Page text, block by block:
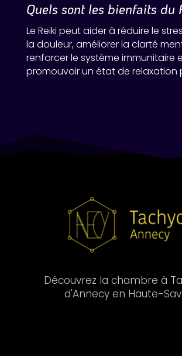
Quels sont les bienfaits du
Le Reiki peut aider à réduire le
la douleur, améliorer la clarté
renforcer le système immunitaire
promouvoir un état de relaxation
Découvrez la chambre à
d'Annecy en Haute-